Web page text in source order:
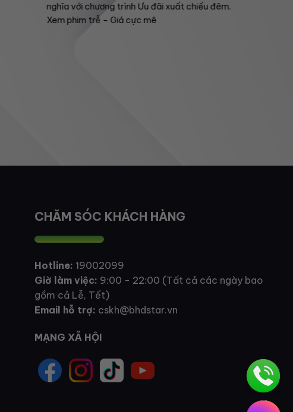
nghĩa với chương trình Ưu đãi xuất chiếu đêm.
Xem phim trễ – Giá cực mê
CHĂM SÓC KHÁCH HÀNG
Hotline: 19002099
Giờ làm việc: 9:00 - 22:00 (Tất cả các ngày bao
gồm cả Lễ, Tết)
Email hỗ trợ: cskh@bhdstar.vn
MẠNG XÃ HỘI